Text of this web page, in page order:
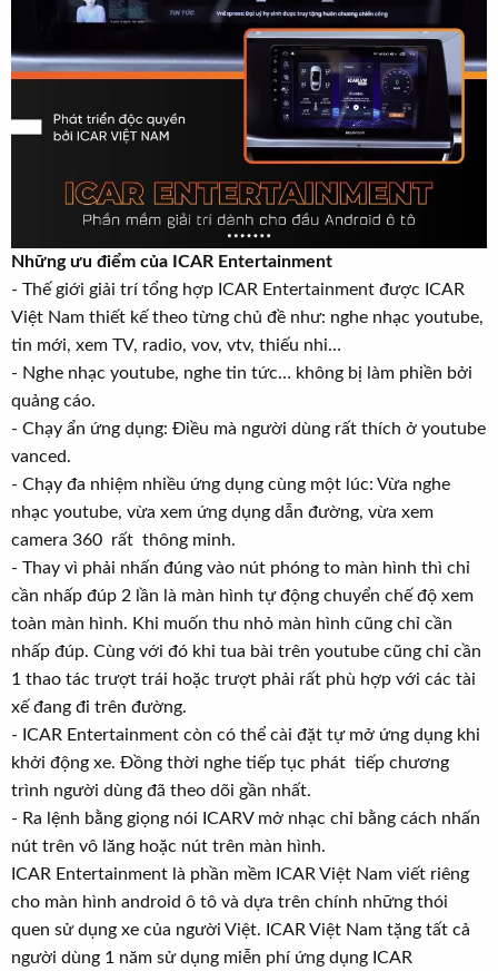
Những ưu điểm của ICAR Entertainment
- Thế giới giải trí tổng hợp ICAR Entertainment được ICAR
Việt Nam thiết kế theo từng chủ đề như: nghe nhạc youtube,
tin mới, xem TV, radio, vov, vtv, thiếu nhi…
- Nghe nhạc youtube, nghe tin tức… không bị làm phiền bởi
quảng cáo.
- Chạy ẩn ứng dụng: Điều mà người dùng rất thích ở youtube
vanced.
- Chạy đa nhiệm nhiều ứng dụng cùng một lúc: Vừa nghe
nhạc youtube, vừa xem ứng dụng dẫn đường, vừa xem
camera 360 rất thông minh.
- Thay vì phải nhấn đúng vào nút phóng to màn hình thì chỉ
cần nhấp đúp 2 lần là màn hình tự động chuyển chế độ xem
toàn màn hình. Khi muốn thu nhỏ màn hình cũng chỉ cần
nhấp đúp. Cùng với đó khi tua bài trên youtube cũng chỉ cần
1 thao tác trượt trái hoặc trượt phải rất phù hợp với các tài
xế đang đi trên đường.
- ICAR Entertainment còn có thể cài đặt tự mở ứng dụng khi
khởi động xe. Đồng thời nghe tiếp tục phát tiếp chương
trình người dùng đã theo dõi gần nhất.
- Ra lệnh bằng giọng nói ICARV mở nhạc chỉ bằng cách nhấn
nút trên vô lăng hoặc nút trên màn hình.
ICAR Entertainment là phần mềm ICAR Việt Nam viết riêng
cho màn hình android ô tô và dựa trên chính những thói
quen sử dụng xe của người Việt. ICAR Việt Nam tặng tất cả
người dùng 1 năm sử dụng miễn phí ứng dụng ICAR